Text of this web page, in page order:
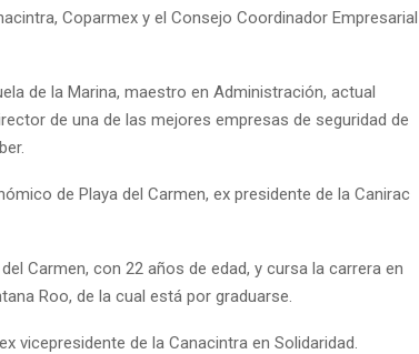
Coparmex y el Consejo Coordinador Empresarial
de la Marina, maestro en Administración, actual
de una de las mejores empresas de seguridad de
de Playa del Carmen, ex presidente de la Canirac
Carmen, con 22 años de edad, y cursa la carrera en
Roo, de la cual está por graduarse.
vicepresidente de la Canacintra en Solidaridad.